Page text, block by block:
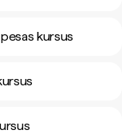
kursus